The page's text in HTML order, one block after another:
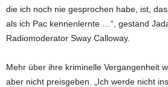
die ich noch nie gesprochen habe, ist,
als ich Pac kennenlernte …“, gestand
Radiomoderator Sway Calloway.
Mehr über ihre kriminelle Vergangenheit
aber nicht preisgeben. „Ich werde nicht